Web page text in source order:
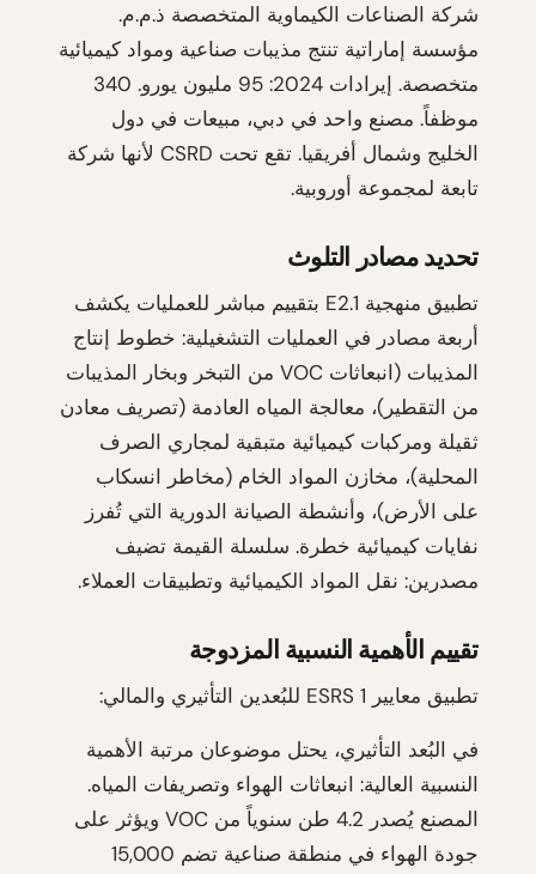
شركة الصناعات الكيماوية المتخصصة ذ.م.م.
مؤسسة إماراتية تنتج مذيبات صناعية ومواد كيميائية
متخصصة. إيرادات 2024: 95 مليون يورو. 340
موظفاً. مصنع واحد في دبي، مبيعات في دول
الخليج وشمال أفريقيا. تقع تحت CSRD لأنها شركة
تابعة لمجموعة أوروبية.
تحديد مصادر التلوث
تطبيق منهجية E2.1 بتقييم مباشر للعمليات يكشف
أربعة مصادر في العمليات التشغيلية: خطوط إنتاج
المذيبات (انبعاثات VOC من التبخر وبخار المذيبات
من التقطير)، معالجة المياه العادمة (تصريف معادن
ثقيلة ومركبات كيميائية متبقية لمجاري الصرف
المحلية)، مخازن المواد الخام (مخاطر انسكاب
على الأرض)، وأنشطة الصيانة الدورية التي تُفرز
نفايات كيميائية خطرة. سلسلة القيمة تضيف
مصدرين: نقل المواد الكيميائية وتطبيقات العملاء.
تقييم الأهمية النسبية المزدوجة
تطبيق معايير ESRS 1 للبُعدين التأثيري والمالي:
في البُعد التأثيري، يحتل موضوعان مرتبة الأهمية
النسبية العالية: انبعاثات الهواء وتصريفات المياه.
المصنع يُصدر 4.2 طن سنوياً من VOC ويؤثر على
جودة الهواء في منطقة صناعية تضم 15,000